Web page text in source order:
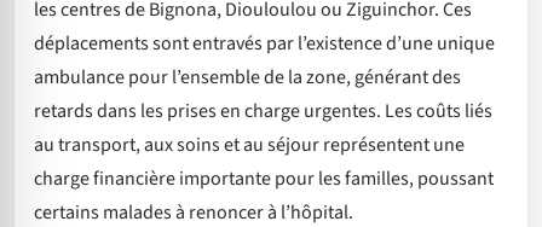
les centres de Bignona, Diouloulou ou Ziguinchor. Ces
déplacements sont entravés par l’existence d’une unique
ambulance pour l’ensemble de la zone, générant des
retards dans les prises en charge urgentes. Les coûts liés
au transport, aux soins et au séjour représentent une
charge financière importante pour les familles, poussant
certains malades à renoncer à l’hôpital.